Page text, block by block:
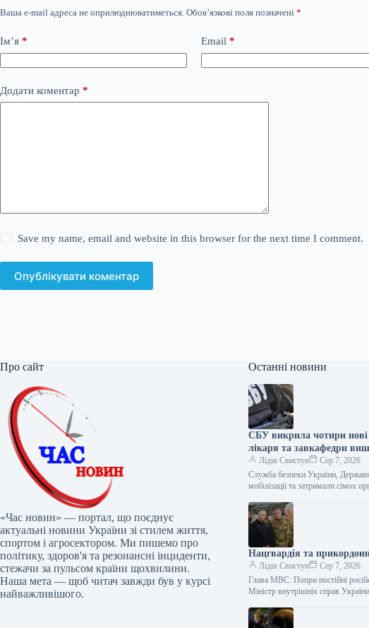
Ваша e-mail адреса не оприлюднюватиметься. Обов’язкові поля позначені *
Ім’я * Email *
Додати коментар *
Save my name, email and website in this browser for the next time I comment.
Опублікувати коментар
Про сайт
«Час новин» — портал, що поєднує
актуальні новини України зі стилем життя,
спортом і агросектором. Ми пишемо про
політику, здоров'я та резонансні інциденти,
стежачи за пульсом країни щохвилини.
Наша мета — щоб читач завжди був у курсі
найважливішого.
Останні новини
СБУ викрила чотири нові
лікаря та завкафедри
Лідія Свистун
Сер 7, 2026
Служба безпеки України,
мобілізації та затримали сімох
Нацгвардія та
Лідія Свистун
Сер 7, 2026
Глава МВС: Попри постійні
Міністр внутрішніх справ